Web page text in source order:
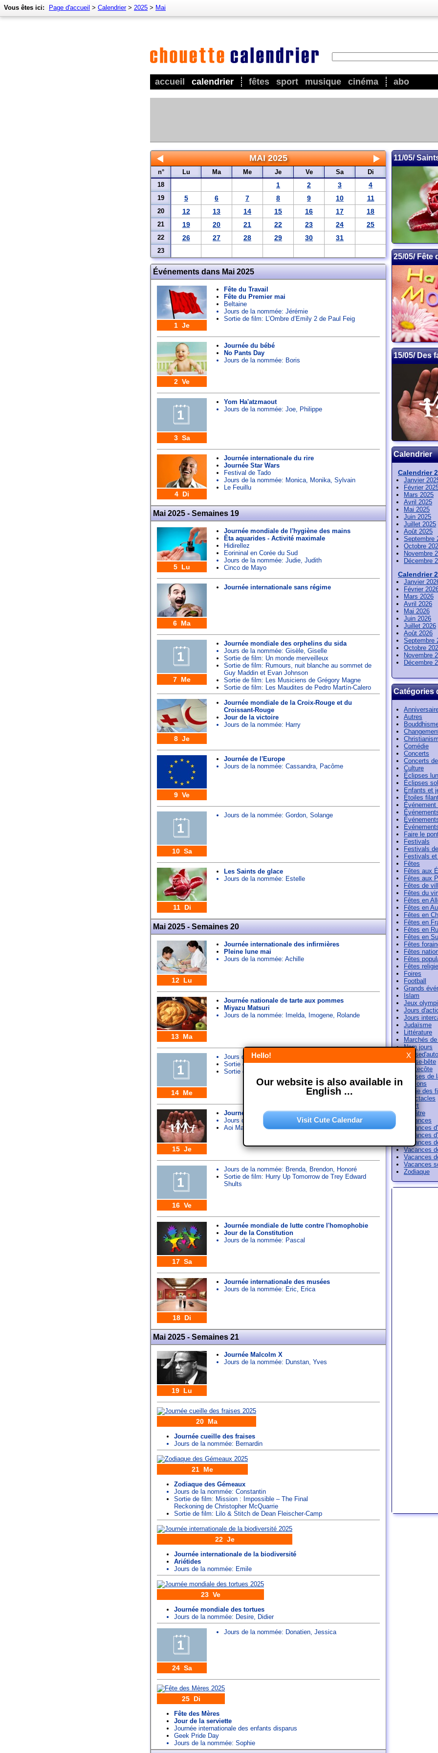
accueil calendrier fêtes sport musique cinéma abo
Vous êtes ici: Page d'accueil > Calendrier> 2025 > Mai
MAI 2025
n° Lu Ma Me Je Ve Sa
Di
18
1 2 3 4
19 5 6 7 8 9 10 11
20 12 13 14 15 16 17 18
21 19 20 21 22 23 24 25
22 26 27 28 29 30 31
23
Événements dans Mai 2025
1 Je
Fête du Travail
Fête du Premier mai
Beltaine
Jours de la nommée: Jérémie
Sortie de film: L’Ombre d’Emily 2 de Paul Feig
2 Ve
Journée du bébé
No Pants Day
Jours de la nommée: Boris
3 Sa
Yom Ha'atzmaout
Jours de la nommée: Joe, Philippe
4 Di
Journée internationale du rire
Journée Star Wars
Festival de Tado
Jours de la nommée: Monica, Monika, Sylvain
Le Feuillu
Mai 2025 - Semaines 19
5 Lu
Journée mondiale de l'hygiène des mains
Êta aquarides - Activité maximale
Hidirellez
Eorininal en Corée du Sud
Jours de la nommée: Judie, Judith
Cinco de Mayo
6 Ma
Journée internationale sans régime
7 Me
Journée mondiale des orphelins du sida
Jours de la nommée: Gisèle, Giselle
Sortie de film: Un monde merveilleux
Sortie de film: Rumours, nuit blanche au sommet de
Guy Maddin et Evan Johnson
Sortie de film: Les Musiciens de Grégory Magne
Sortie de film: Les Maudites de Pedro Martín-Calero
8 Je
Journée mondiale de la Croix-Rouge et du
Croissant-Rouge
Jour de la victoire
Jours de la nommée: Harry
9 Ve
Journée de l'Europe
Jours de la nommée: Cassandra, Pacôme
10 Sa
Jours de la nommée: Gordon, Solange
11 Di
Les Saints de glace
Jours de la nommée: Estelle
Mai 2025 - Semaines 20
12 Lu
Journée internationale des infirmières
Pleine lune mai
Jours de la nommée: Achille
13 Ma
Journée nationale de tarte aux pommes
Miyazu Matsuri
Jours de la nommée: Imelda, Imogene, Rolande
14 Me
Jours de la nommée:
Sortie de film: Back to Business
Sortie de film: Destination Finale Bloodlines
15 Je
Journée internationale des familles
Jours de la nommée:
Denise,Sophia,Sophie
Aoi Matsuri
16 Ve
Jours de la nommée: Brenda, Brendon, Honoré
Sortie de film: Hurry Up Tomorrow de Trey Edward
Shults
17 Sa
Journée mondiale de lutte contre l'homophobie
Jour de la Constitution
Jours de la nommée: Pascal
18 Di
Journée internationale des musées
Jours de la nommée: Eric, Erica
Mai 2025 - Semaines 21
19 Lu
Journée Malcolm X
Jours de la nommée: Dunstan, Yves
20 Ma
Journée cueille des fraises
Jours de la nommée: Bernardin
21 Me
Zodiaque des Gémeaux
Jours de la nommée: Constantin
Sortie de film: Mission : Impossible – The Final
Reckoning de Christopher McQuarrie
Sortie de film: Lilo & Stitch de Dean Fleischer-Camp
22 Je
Journée internationale de la biodiversité
Ariétides
Jours de la nommée: Emile
23 Ve
Journée mondiale des tortues
Jours de la nommée: Desire, Didier
24 Sa
Jours de la nommée: Donatien, Jessica
25 Di
Fête des Mères
Jour de la serviette
Journée internationale des enfants disparus
Geek Pride Day
Jours de la nommée: Sophie
11/05/
25/05/ Fête
15/05/ Des
Calendrier
Calendrier
Janvier
Février
Mars 2025
Avril 2025
Mai 2025
Juin 2025
Juillet 2025
Août 2025
Septembre
Octobre
Novembre
Décembre
Calendrier
Janvier
Février
Mars 2026
Avril 2026
Mai 2026
Juin 2026
Juillet 2026
Août 2026
Septembre
Octobre
Novembre
Décembre
Catégories
Autres
Comédie
Concerts
Concerts
Culture
Éclipses
Éclipses
Enfants et
Étoiles
Faire le
Festivals
Festivals
Festivals
Fêtes
Fêtes aux
Fêtes aux
Fêtes de
Fêtes du
Fêtes en
Fêtes en
Fêtes en
Fêtes en
Fêtes en
Fêtes en
Fêtes
Fêtes
Fêtes
Fêtes
Foires
Football
Grands
Islam
Jeux
Jours
Jours
Judaïsme
Littérature
Marchés de
Nom jours
Pense-bête
Pentecôte
Phases de
Saisons
Sortie des
Spectacles
Sport
Théâtre
Vacances
Vacances
Vacances
Vacances
Vacances
Vacances
Vacances
Zodiaque
X
Hello!
Our website is also available in
English ...
Visit Cute Calendar